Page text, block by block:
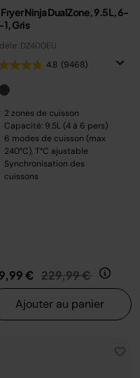
Ninja DualZone, 9.5L, 6-
Gris
DZ400EU
4.8 (9468)
2 zones de cuisson
Capacité: 9.5L (4 à 6 pers)
6 modes de cuisson (max
240°C), T°C ajustable
Synchronisation des
cuissons
€ Prix réduit de
229,99 € au
Ajouter au panier